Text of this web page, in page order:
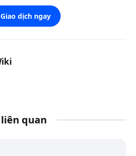
Giao dịch ngay
quan